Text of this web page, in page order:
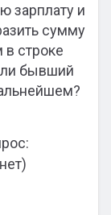
зарплату и
сумму
строке
бывший